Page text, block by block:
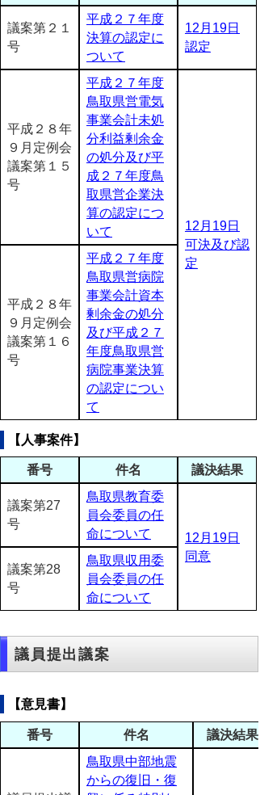
議案第２１
号
平成２７年度
決算の認定に
ついて
12月19日
認定
平成２８年
９月定例会
議案第１５
号
平成２７年度
鳥取県営電気
事業会計未処
分利益剰余金
の処分及び平
成２７年度鳥
取県営企業決
算の認定につ
いて
12月19日
可決及び認
定
平成２８年
９月定例会
議案第１６
号
平成２７年度
鳥取県営病院
事業会計資本
剰余金の処分
及び平成２７
年度鳥取県営
病院事業決算
の認定につい
て
【人事案件】
番号 件名 議決結果
議案第27
号
鳥取県教育委
員会委員の任
命について
12月19日
同意
議案第28
号
鳥取県収用委
員会委員の任
命について
議員提出議案
【意見書】
番号 件名 議決結果
鳥取県中部地震
からの復旧・復